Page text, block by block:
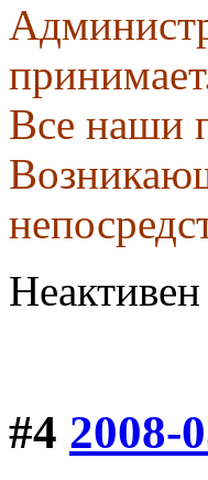
Все наши
Неактивен
#4 2008-